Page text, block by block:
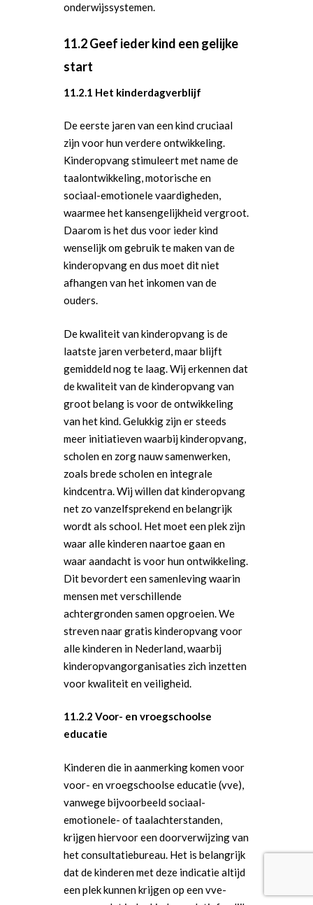
onderwijssystemen.
11.2 Geef ieder kind een gelijke
start
11.2.1 Het kinderdagverblijf
De eerste jaren van een kind cruciaal
zijn voor hun verdere ontwikkeling.
Kinderopvang stimuleert met name de
taalontwikkeling, motorische en
sociaal-emotionele vaardigheden,
waarmee het kansengelijkheid vergroot.
Daarom is het dus voor ieder kind
wenselijk om gebruik te maken van de
kinderopvang en dus moet dit niet
afhangen van het inkomen van de
ouders.
De kwaliteit van kinderopvang is de
laatste jaren verbeterd, maar blijft
gemiddeld nog te laag. Wij erkennen dat
de kwaliteit van de kinderopvang van
groot belang is voor de ontwikkeling
van het kind. Gelukkig zijn er steeds
meer initiatieven waarbij kinderopvang,
scholen en zorg nauw samenwerken,
zoals brede scholen en integrale
kindcentra. Wij willen dat kinderopvang
net zo vanzelfsprekend en belangrijk
wordt als school. Het moet een plek zijn
waar alle kinderen naartoe gaan en
waar aandacht is voor hun ontwikkeling.
Dit bevordert een samenleving waarin
mensen met verschillende
achtergronden samen opgroeien. We
streven naar gratis kinderopvang voor
alle kinderen in Nederland, waarbij
kinderopvangorganisaties zich inzetten
voor kwaliteit en veiligheid.
11.2.2 Voor- en vroegschoolse
educatie
Kinderen die in aanmerking komen voor
voor- en vroegschoolse educatie (vve),
vanwege bijvoorbeeld sociaal-
emotionele- of taalachterstanden,
krijgen hiervoor een doorverwijzing van
het consultatiebureau. Het is belangrijk
dat de kinderen met deze indicatie altijd
een plek kunnen krijgen op een vve-